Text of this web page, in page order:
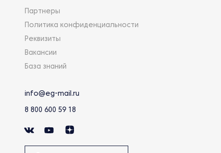
Партнеры
Политика конфиденциальности
Реквизиты
Вакансии
База знаний
info@eg-mail.ru
8 800 600 59 18